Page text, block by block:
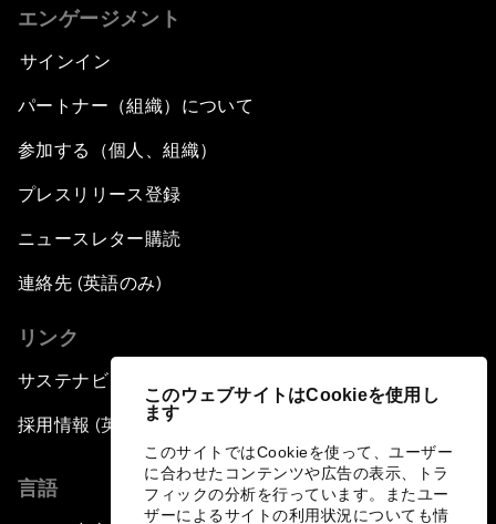
このウェブサイトはCookieを使用し
ます
このサイトではCookieを使って、ユーザー
に合わせたコンテンツや広告の表示、トラ
フィックの分析を行っています。またユー
ザーによるサイトの利用状況についても情
エンゲージメント
サインイン
パートナー（組織）について
参加する（個人、組織）
プレスリリース登録
ニュースレター購読
連絡先 (英語のみ)
リンク
サステナビリティへの取り組み
採用情報 (英語のみ)
言語